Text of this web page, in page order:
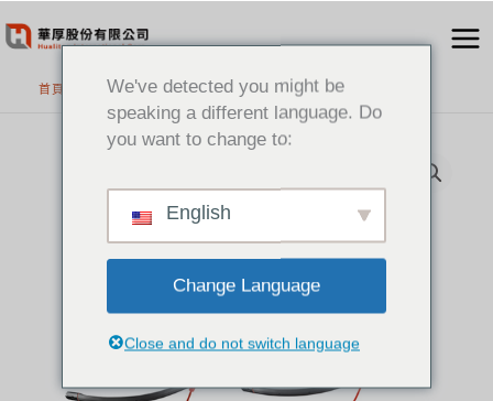
至
首頁 精選產品
We've detected you might be
speaking a different language. Do
you want to change to:
English
Change Language
Close and do not switch language